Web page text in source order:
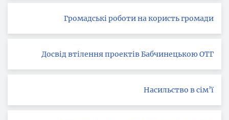
Громадські роботи на користь громади
Досвід втілення проектів Бабчинецькою ОТГ
Насильство в сім’ї